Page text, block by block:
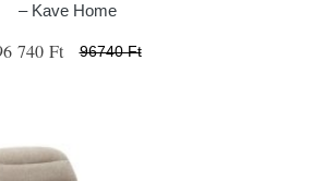
– Kave Home
740 Ft 96740 Ft